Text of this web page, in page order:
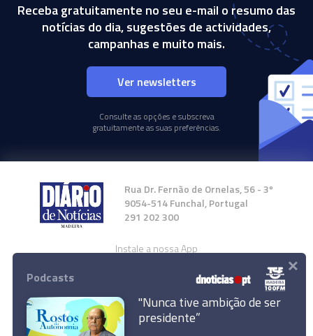
Receba gratuitamente no seu e-mail o resumo das
notícias do dia, sugestões de actividades,
campanhas e muito mais.
Ver newsletters
Consulte as opções e subscreva
gratuitamente as suas preferências.
Rua Dr. Fernão de Ornelas, 56 - 3º
9054-514 Funchal, Portugal
291 202 300
Instale a nossa App
Podcasts
"Nunca tive ambição de ser
presidente”
×